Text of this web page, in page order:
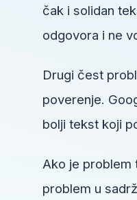
čak i solidan
odgovora i ne
Drugi čest
poverenje.
bolji tekst koji
Ako je problem
problem u